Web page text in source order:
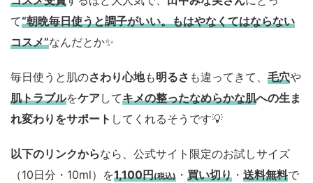
て“朝晩毎日使うと調子がいい。もはやなくてはならない
コスメ”なんだとか✨
毎日使うと肌のさわり心地も明るさ も違ってきて、 毛穴や
肌トラブルをケアしてキメの整ったなめらかな肌への生ま
れ変わりをサポート してくれるそうです💡
以下のリンクからなら、公式サイト限定のお試しサイズ
（10日分・10ml）を1,100円(税込) ・ 買い切り ・ 送料無料で